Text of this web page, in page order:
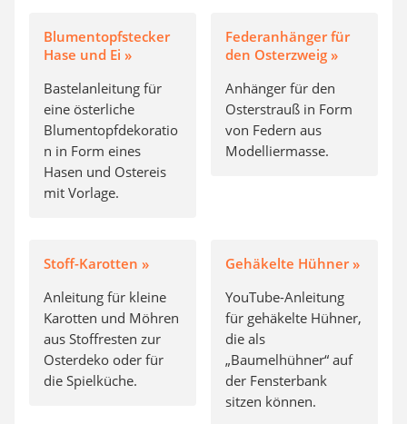
Blumentopfstecker
Hase und Ei »
Bastelanleitung für
eine österliche
Blumentopfdekoratio
n in Form eines
Hasen und Ostereis
mit Vorlage.
Federanhänger für
den Osterzweig »
Anhänger für den
Osterstrauß in Form
von Federn aus
Modelliermasse.
Stoff-Karotten »
Anleitung für kleine
Karotten und Möhren
aus Stoffresten zur
Osterdeko oder für
die Spielküche.
Gehäkelte Hühner »
YouTube-Anleitung
für gehäkelte Hühner,
die als
„Baumelhühner“ auf
der Fensterbank
sitzen können.